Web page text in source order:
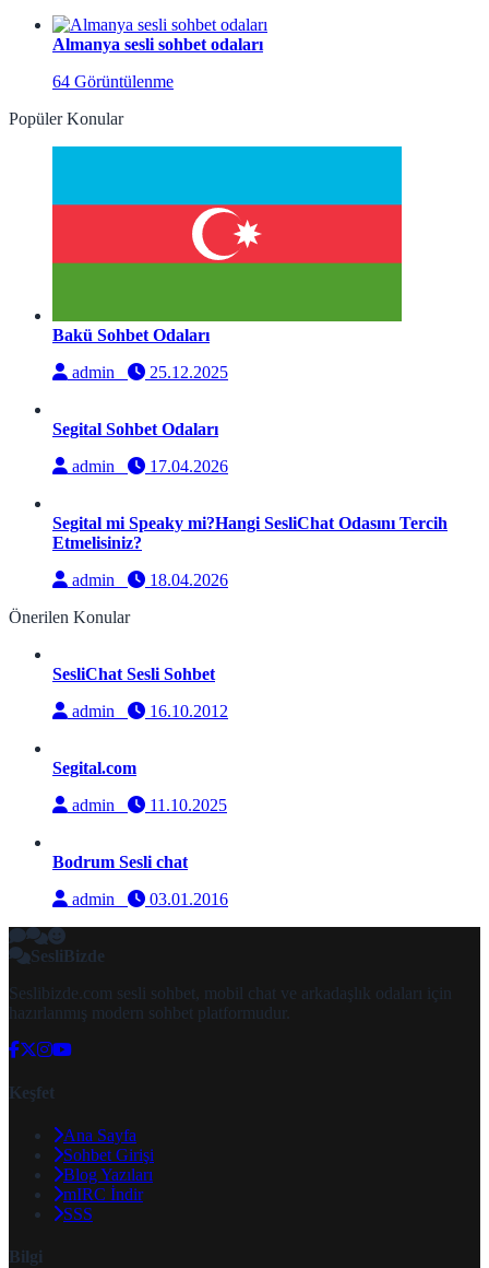
Almanya sesli sohbet odaları
64 Görüntülenme
Popüler Konular
Bakü Sohbet Odaları
admin
25.12.2025
Segital Sohbet Odaları
admin
17.04.2026
Segital mi Speaky mi?Hangi SesliChat Odasını Tercih
Etmelisiniz?
admin
18.04.2026
Önerilen Konular
SesliChat Sesli Sohbet
admin
16.10.2012
Segital.com
admin
11.10.2025
Bodrum Sesli chat
admin
03.01.2016
SesliBizde
Seslibizde.com sesli sohbet, mobil chat ve arkadaşlık odaları için
hazırlanmış modern sohbet platformudur.
Keşfet
Ana Sayfa
Sohbet Girişi
Blog Yazıları
mIRC İndir
SSS
Bilgi